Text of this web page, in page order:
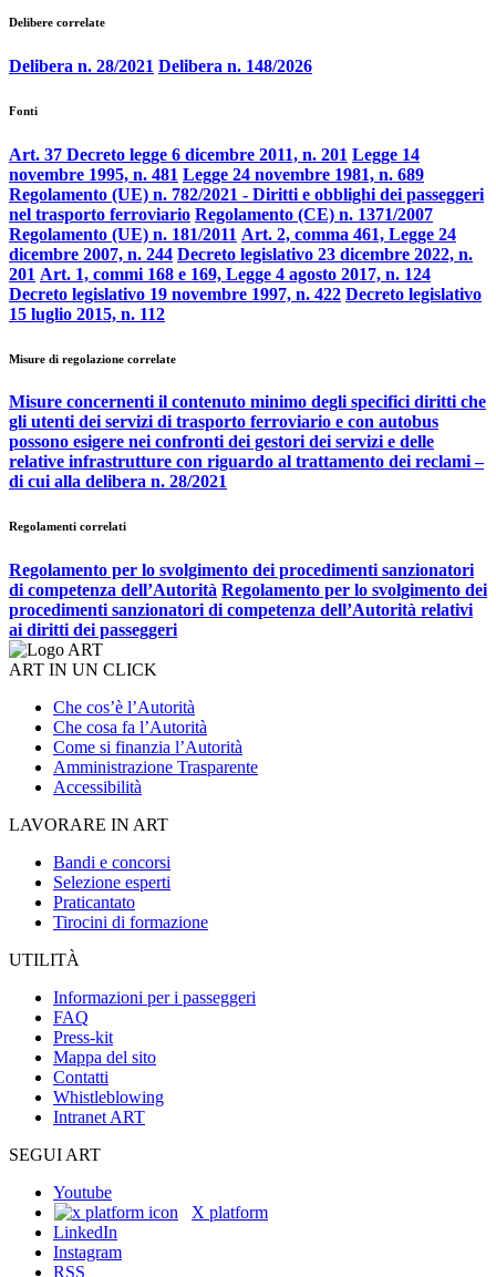
Delibere correlate
Delibera n. 28/2021 Delibera n. 148/2026
Fonti
Art. 37 Decreto legge 6 dicembre 2011, n. 201 Legge 14
novembre 1995, n. 481 Legge 24 novembre 1981, n. 689
Regolamento (UE) n. 782/2021 - Diritti e obblighi dei passeggeri
nel trasporto ferroviario Regolamento (CE) n. 1371/2007
Regolamento (UE) n. 181/2011 Art. 2, comma 461, Legge 24
dicembre 2007, n. 244 Decreto legislativo 23 dicembre 2022, n.
201 Art. 1, commi 168 e 169, Legge 4 agosto 2017, n. 124
Decreto legislativo 19 novembre 1997, n. 422 Decreto legislativo
15 luglio 2015, n. 112
Misure di regolazione correlate
Misure concernenti il contenuto minimo degli specifici diritti che
gli utenti dei servizi di trasporto ferroviario e con autobus
possono esigere nei confronti dei gestori dei servizi e delle
relative infrastrutture con riguardo al trattamento dei reclami –
di cui alla delibera n. 28/2021
Regolamenti correlati
Regolamento per lo svolgimento dei procedimenti sanzionatori
di competenza dell’Autorità Regolamento per lo svolgimento dei
procedimenti sanzionatori di competenza dell’Autorità relativi
ai diritti dei passeggeri
ART IN UN CLICK
Che cos’è l’Autorità
Che cosa fa l’Autorità
Come si finanzia l’Autorità
Amministrazione Trasparente
Accessibilità
LAVORARE IN ART
Bandi e concorsi
Selezione esperti
Praticantato
Tirocini di formazione
UTILITÀ
Informazioni per i passeggeri
FAQ
Press-kit
Mappa del sito
Contatti
Whistleblowing
Intranet ART
SEGUI ART
Youtube
X platform
LinkedIn
Instagram
RSS